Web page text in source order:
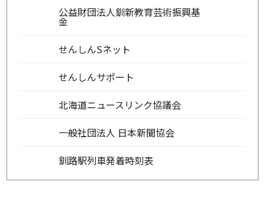
公益財団法人釧新教育芸術振興基
金
せんしんSネット
せんしんサポート
北海道ニュースリンク協議会
一般社団法人 日本新聞協会
釧路駅列車発着時刻表